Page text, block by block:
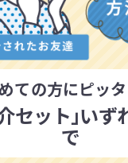
ての方にピッ
セット｣いず
で